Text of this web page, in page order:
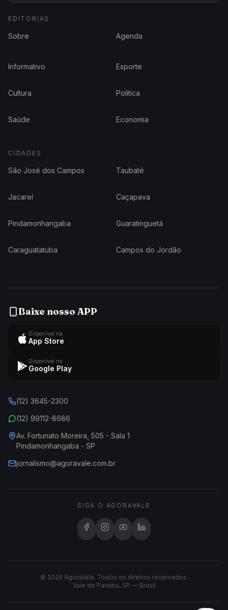
EDITORIAS
Sobre Agenda
Informativo Esporte
Cultura Política
Saúde Economia
CIDADES
São José dos Campos Taubaté
Jacareí Caçapava
Pindamonhangaba Guaratinguetá
Caraguatatuba Campos do Jordão
Baixe nosso APP
Disponível na
App Store
Disponível no
Google Play
(12) 3645-2300
(12) 99112-8686
Av. Fortunato Moreira, 505 - Sala 1
Pindamonhangaba - SP
jornalismo@agoravale.com.br
SIGA O AGORAVALE
© 2026 AgoraVale. Todos os direitos reservados.
Vale do Paraíba, SP — Brasil